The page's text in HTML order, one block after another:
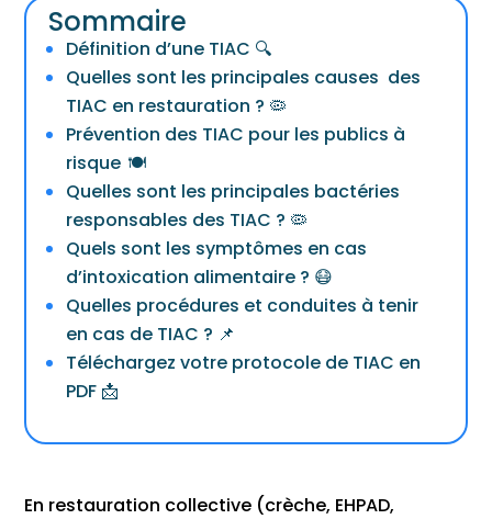
Sommaire
Définition d’une TIAC 🔍
Quelles sont les principales causes des
TIAC en restauration ? 🦠
Prévention des TIAC pour les publics à
risque 🍽️
Quelles sont les principales bactéries
responsables des TIAC ? 🦠
Quels sont les symptômes en cas
d’intoxication alimentaire ? 😷
Quelles procédures et conduites à tenir
en cas de TIAC ? 📌
Téléchargez votre protocole de TIAC en
PDF 📩
En restauration collective (crèche, EHPAD,